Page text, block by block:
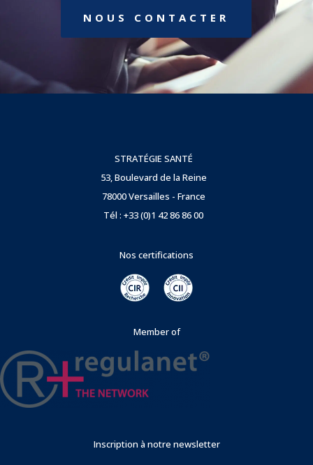
NOUS CONTACTER
STRATÉGIE SANTÉ
53, Boulevard de la Reine
78000 Versailles - France
Tél : +33 (0)1 42 86 86 00
Nos certifications
Member of
Inscription à notre newsletter